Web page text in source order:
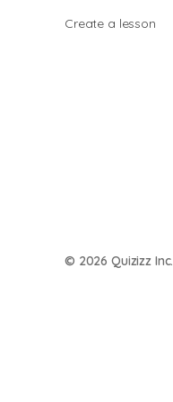
Create a lesson
© 2026 Quizizz Inc.